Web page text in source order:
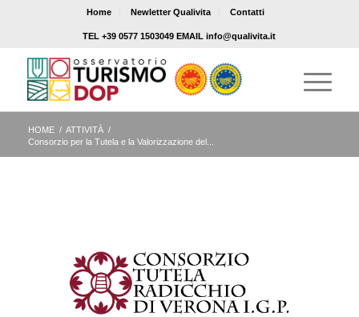
Home Newletter Qualivita Contatti
TEL +39 0577 1503049 EMAIL info@qualivita.it
HOME / ATTIVITÀ /
Consorzio per la Tutela e la Valorizzazione del...